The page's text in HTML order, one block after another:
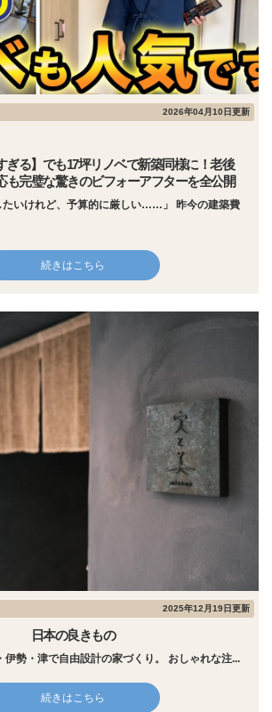
2026年04月10日更新
ぎる】でも17坪リノベで新築同様に！老後
も完璧な驚きのビフォーアフターを全公開
たいけれど、予算的に厳しい……」 昨今の建築費
続きはこちら
2025年12月19日更新
日本の良きもの
伊勢・津で自由設計の家づくり。 おしゃれな注...
続きはこちら